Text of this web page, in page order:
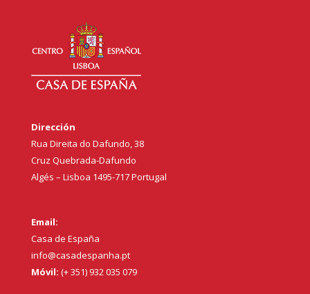
Dirección
Rua Direita do Dafundo, 38
Cruz Quebrada-Dafundo
Algés – Lisboa 1495-717 Portugal
Email:
Casa de España
info@casadespanha.pt
Móvil: (+ 351) 932 035 079